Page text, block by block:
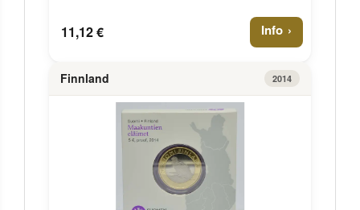
11,12 € Info
Finnland 2014